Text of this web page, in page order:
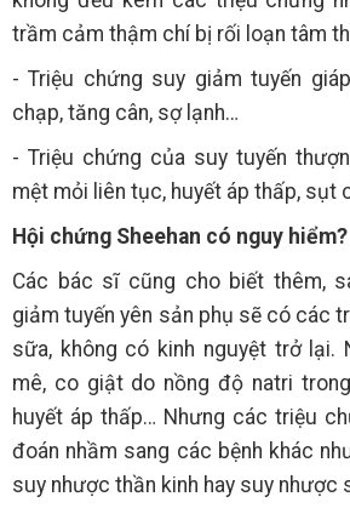
trầm cảm thậm chí bị rối loạn tâm
- Triệu chứng suy giảm tuyến
chạp, tăng cân, sợ lạnh…
- Triệu chứng của suy tuyến
mệt mỏi liên tục, huyết áp thấp, sụt
Hội chứng Sheehan có nguy hiểm?
Các bác sĩ cũng cho biết thêm,
giảm tuyến yên sản phụ sẽ có các
sữa, không có kinh nguyệt trở lại.
mê, co giật do nồng độ natri
huyết áp thấp… Nhưng các triệu
đoán nhầm sang các bệnh khác
suy nhược thần kinh hay suy nhược